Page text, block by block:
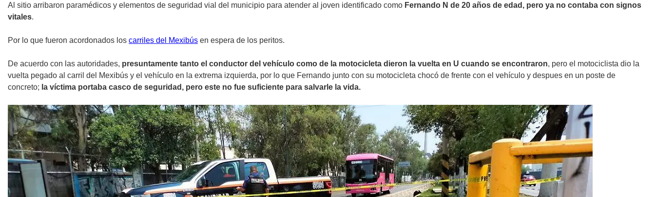
Al sitio arribaron paramédicos y elementos de seguridad vial del municipio para atender al joven identificado como Fernando N de 20 años de edad, pero ya no contaba con signos
vitales.
Por lo que fueron acordonados los carriles del Mexibús en espera de los peritos.
De acuerdo con las autoridades, presuntamente tanto el conductor del vehículo como de la motocicleta dieron la vuelta en U cuando se encontraron, pero el motociclista dio la
vuelta pegado al carril del Mexibús y el vehículo en la extrema izquierda, por lo que Fernando junto con su motocicleta chocó de frente con el vehículo y despues en un poste de
concreto; la víctima portaba casco de seguridad, pero este no fue suficiente para salvarle la vida.